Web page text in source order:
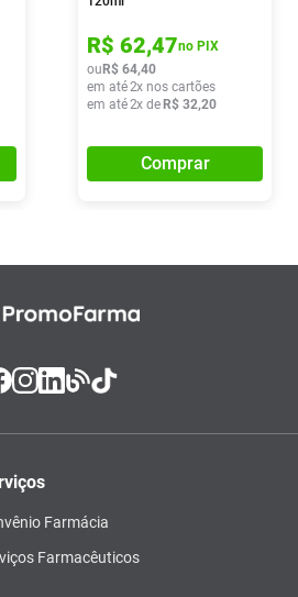
R$ 62,47no PIX
ou R$ 64,40
em até2x nos cartões
em até2x de R$ 32,20
Comprar
Farmácia
Farmacêuticos